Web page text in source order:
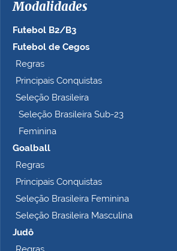
Modalidades
Futebol B2/B3
Futebol de Cegos
Regras
Principais Conquistas
Seleção Brasileira
Seleção Brasileira Sub-23
Feminina
Goalball
Regras
Principais Conquistas
Seleção Brasileira Feminina
Seleção Brasileira Masculina
Judô